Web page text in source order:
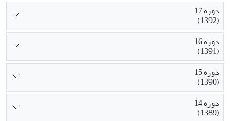
دوره 17
(1392)
دوره 16
(1391)
دوره 15
(1390)
دوره 14
(1389)